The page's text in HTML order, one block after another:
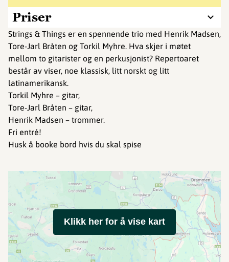
Priser
Strings & Things er en spennende trio med Henrik Madsen,
Tore-Jarl Bråten og Torkil Myhre. Hva skjer i møtet
mellom to gitarister og en perkusjonist? Repertoaret
består av viser, noe klassisk, litt norskt og litt
latinamerikansk.
Torkil Myhre – gitar,
Tore-Jarl Bråten – gitar,
Henrik Madsen – trommer.
Fri entré!
Husk å booke bord hvis du skal spise
Klikk her for å vise kart